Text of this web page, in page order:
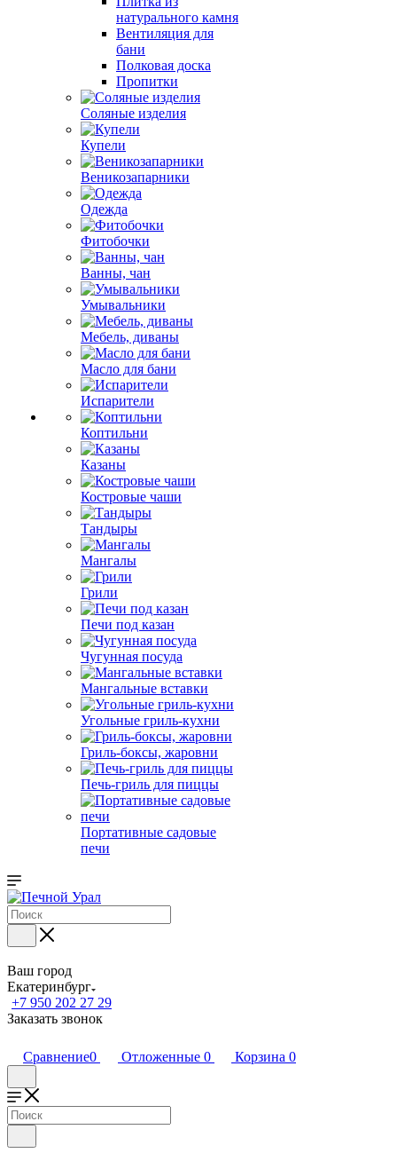
натурального камня
Вентиляция для
бани
Полковая доска
Пропитки
Соляные изделия
Купели
Веникозапарники
Одежда
Фитобочки
Ванны, чан
Умывальники
Мебель, диваны
Масло для бани
Испарители
Коптильни
Казаны
Костровые чаши
Тандыры
Мангалы
Грили
Печи под казан
Чугунная посуда
Мангальные вставки
Угольные гриль-кухни
Гриль-боксы, жаровни
Печь-гриль для пиццы
Портативные садовые
печи
Ваш город
Екатеринбург
+7 950 202 27 29
Заказать звонок
Сравнение0 Отложенные 0 Корзина 0